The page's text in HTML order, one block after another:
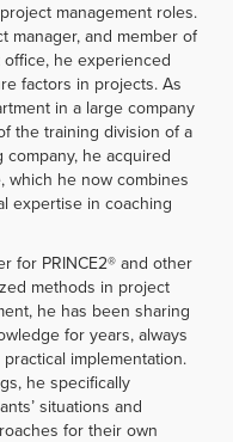
management roles.
manager, and member of
he experienced
factors in projects. As
in a large company
the training division of a
he acquired
which he now combines
expertise in coaching
for PRINCE2® and other
methods in project
he has been sharing
for years, always
implementation.
he specifically
situations and
for their own